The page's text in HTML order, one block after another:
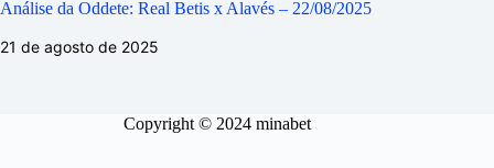
Análise da Oddete: Real Betis x Alavés – 22/08/2025
21 de agosto de 2025
Copyright © 2024 minabet